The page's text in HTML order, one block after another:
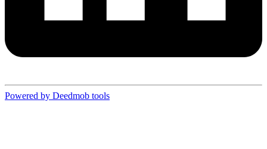
Powered by Deedmob tools